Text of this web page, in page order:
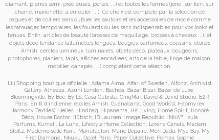
diamant, pierres semi-précieuses, perles, ...) et toutes les formes (jonc, sur lien, sur
chaîne, manchette, à enrouler, ...). Ce choix est complété par la sélection de
bagues et de colliers sans oublier les sautoirs et les accessoires de mode comme
les tatouages temporaires, les foulards ou les sacs indispensables pour vos looks et
tenues. Enfin, articles de beauté (brosses de maquillage, brosses à cheveux ...), et
objets déco tendance (allumettes longues, bougies parfumées, coussins, étoiles
Amish , cercles lumineux, luminaires, objets déco, plateaux, bougeoirs,
photophores, planiers, tapis, affiches encadrées, arts de la table, linge de maison,
mobilier, canapés, ...) complètent cette sélection.
Lili Shopping boutique officielle : Adama Alma Affari of Sweden Alfonz, Archivist
Gallery, Athezza Azuni London Bachca Bazar Bizar, Bazar de Luxe
Bloomingville By Boe By LS Casa Cubista CinqMai David & David Studio E2R
Paris, En fil d'indienne, étoiles Amish Guanabana Good Work(s), Haomy (ex
Harmony Textiles), Helles Hindbag Hipanema HK Living Home Spirit
Honoré
Déco, House Doctor, Hübsch IB Laursen Image Republic INKA™
Isula
Parfums, Kumali La Luna Lifestyle Home Collection Lorena Canals, Madam
Stoltz, Mademoiselle Fani Manufactori Marie Depaire, Mon Dada Mya Bay, My
First Diamond
Nkuku Opjet Paris, Paper Collective, Pomax, Sophie